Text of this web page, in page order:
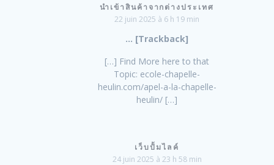
นำเข้าสินค้าจากต่างประเทศ
22 juin 2025 à 6 h 19 min
… [Trackback]
[…] Find More here to that
Topic: ecole-chapelle-
heulin.com/apel-a-la-chapelle-
heulin/ […]
เว็บปั้มไลค์
24 juin 2025 à 23 h 58 min